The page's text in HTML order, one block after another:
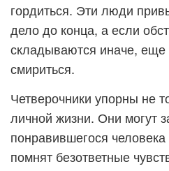
гордиться. Эти люди
дело до конца, а если
складываются иначе, еще
смириться.
Четверочники упорны не
личной жизни. Они могут
понравившегося
помнят безответные